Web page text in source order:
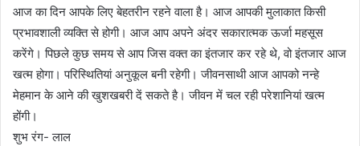
आज का दिन आपके लिए बेहतरीन रहने वाला है। आज आपकी मुलाकात किसी
प्रभावशाली व्यक्ति से होगी। आज आप अपने अंदर सकारात्मक ऊर्जा महसूस
करेंगे। पिछले कुछ समय से आप जिस वक्त का इंतजार कर रहे थे, वो इंतजार आज
खत्म होगा। परिस्थितियां अनुकूल बनी रहेगी। जीवनसाथी आज आपको नन्हे
मेहमान के आने की खुशखबरी दें सकते है। जीवन में चल रही परेशानियां खत्म
होंगी।
शुभ रंग- लाल